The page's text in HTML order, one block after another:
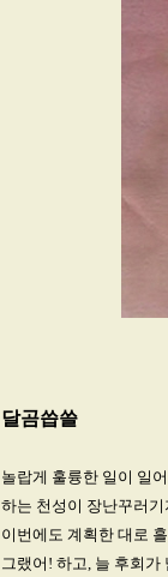
달곰씁쓸
놀랍게 훌륭한 일이 일
하는 천성이 장난꾸러
이번에도 계획한 대로
그랬어! 하고, 늘 후회가